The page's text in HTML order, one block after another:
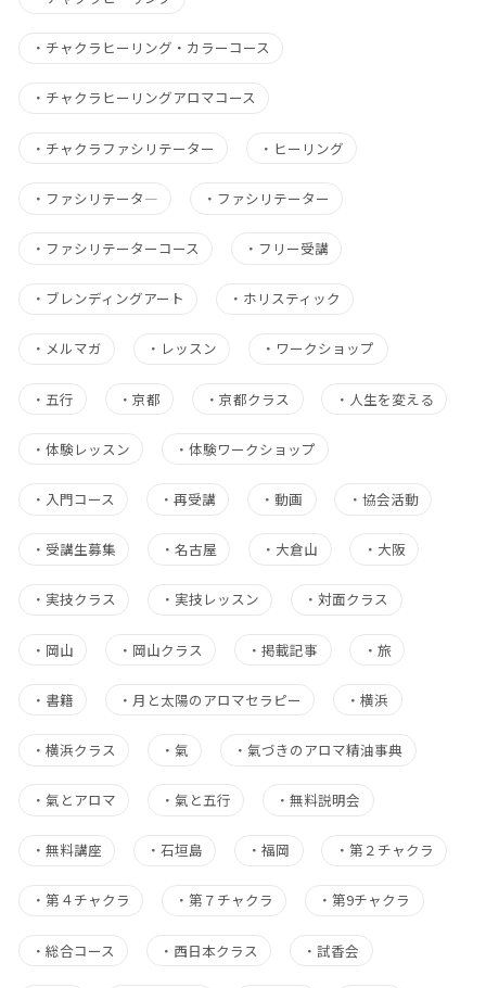
・ チャクラヒーリング・カラーコース
・ チャクラヒーリングアロマコース
・ チャクラファシリテーター ・ ヒーリング
・ ファシリテータ― ・ ファシリテーター
・ ファシリテーターコース ・ フリー受講
・ ブレンディングアート ・ ホリスティック
・ メルマガ ・ レッスン ・ ワークショップ
・ 五行 ・京都 ・京都クラス ・ 人生を変える
・ 体験レッスン ・体験ワークショップ
・ 入門コース ・再受講 ・動画 ・ 協会活動
・ 受講生募集 ・名古屋 ・ 大倉山 ・ 大阪
・ 実技クラス ・ 実技レッスン ・対面クラス
・ 岡山 ・ 岡山クラス ・掲載記事 ・ 旅
・ 書籍 ・ 月と太陽のアロマセラピー ・横浜
・ 横浜クラス ・氣 ・氣づきのアロマ精油事典
・ 氣とアロマ ・氣と五行 ・無料説明会
・ 無料講座 ・石垣島 ・福岡 ・ 第２チャクラ
・ 第４チャクラ ・第７チャクラ ・第9チャクラ
・ 総合コース ・ 西日本クラス ・試香会